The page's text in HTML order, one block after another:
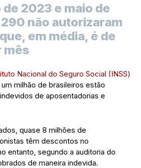
2023 e maio de
não autorizaram
em média, é de
mês
Nacional do Seguro Social (INSS)
milhão de brasileiros estão
de aposentadorias e
quase 8 milhões de
têm descontos no
entanto, segundo a auditoria do
de maneira indevida.